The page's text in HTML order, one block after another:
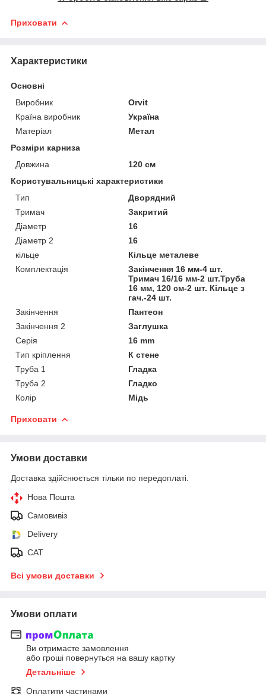
Приховати
Характеристики
Основні
Виробник
Orvit
Країна виробник
Україна
Матеріал
Метал
Розміри карниза
Довжина
120 см
Користувальницькі характеристики
Тип
Дворядний
Тримач
Закритий
Діаметр
16
Діаметр 2
16
кільце
Кільце металеве
Комплектація
Закінчення 16 мм-4 шт.
Тримач 16/16 мм-2 шт.Труба
16 мм, 120 см-2 шт. Кільце з
гач.-24 шт.
Закінчення
Пантеон
Закінчення 2
Заглушка
Серія
16 mm
Тип кріплення
К стене
Труба 1
Гладка
Труба 2
Гладко
Колір
Мідь
Приховати
Умови доставки
Доставка здійснюється тільки по передоплаті.
Нова Пошта
Самовивіз
Delivery
САТ
Всі умови доставки
Умови оплати
Ви отримаєте замовлення
або гроші повернуться на вашу картку
Детальніше
Оплатити частинами